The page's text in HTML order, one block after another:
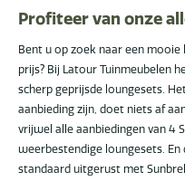
Profiteer van onze
Bent u op zoek naar een
prijs? Bij Latour Tuinmeubelen
scherp geprijsde loungesets.
aanbieding zijn, doet niets af
vrijwel alle aanbiedingen van 4
weerbestendige loungesets.
standaard uitgerust met